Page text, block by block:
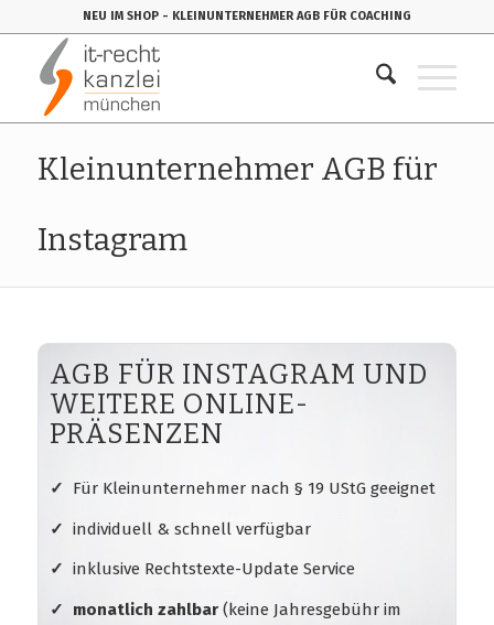
NEU IM SHOP - KLEINUNTERNEHMER AGB FÜR COACHING
Kleinunternehmer AGB für
Instagram
AGB FÜR INSTAGRAM UND
WEITERE ONLINE-
PRÄSENZEN
✓ Für Kleinunternehmer nach § 19 UStG geeignet
✓ individuell & schnell verfügbar
✓ inklusive Rechtstexte-Update Service
✓ monatlich zahlbar (keine Jahresgebühr im